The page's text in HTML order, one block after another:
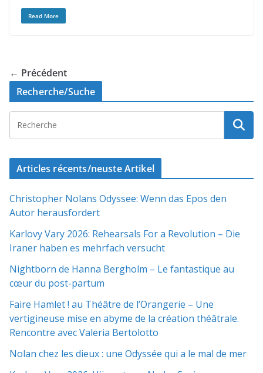
Read More
← Précédent
Recherche/Suche
Articles récents/neuste Artikel
Christopher Nolans Odyssee: Wenn das Epos den
Autor herausfordert
Karlovy Vary 2026: Rehearsals For a Revolution – Die
Iraner haben es mehrfach versucht
Nightborn de Hanna Bergholm – Le fantastique au
cœur du post-partum
Faire Hamlet ! au Théâtre de l’Orangerie – Une
vertigineuse mise en abyme de la création théâtrale.
Rencontre avec Valeria Bertolotto
Nolan chez les dieux : une Odyssée qui a le mal de mer